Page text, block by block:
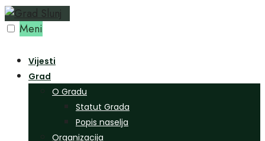
Preskoči
na Meni
Vijesti
Grad
O Gradu
Statut Grada
Popis naselja
Organizacija